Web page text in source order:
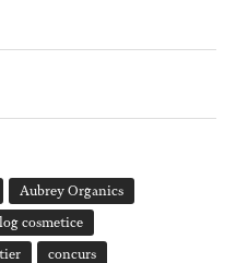
Aubrey Organics
cosmetice
concurs